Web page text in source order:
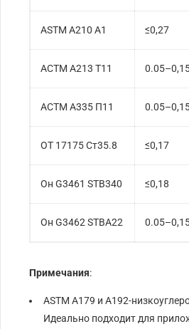
ASTM A210 A1 ≤0,27
АСТМ А213 Т11
АСТМ А335 П11
ОТ 17175 Ст35.8 ≤0,17
Он G3461 STB340 ≤0,18
Он G3462 STBA22
Примечания:
ASTM A179 и A192-
Идеально подходит для